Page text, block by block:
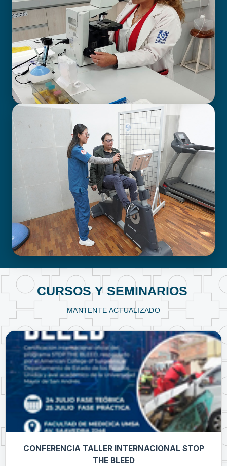
LABORATORIO CLÍNICO
FISIOTERAPIA Y KINESIOLOGÍA
CURSOS Y SEMINARIOS
MANTENTE ACTUALIZADO
CONFERENCIA TALLER INTERNACIONAL STOP
THE BLEED